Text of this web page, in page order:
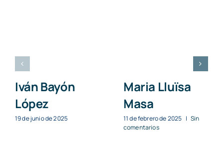
Iván Bayón
López
19 de junio de 2025
Maria Lluïsa
Masa
11 de febrero de 2025 | Sin
comentarios